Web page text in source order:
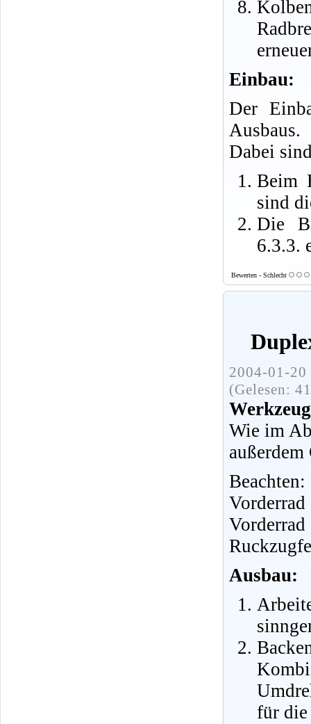
Einbau:
Der
Ausbaus.
Dabei
Beim
sind
Die
6.3.3.
Bewerten - Schlecht
2004-01-
(Gelesen:
Wie im
Ausbau:
für die